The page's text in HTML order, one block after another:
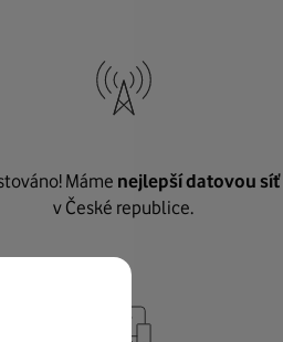
Máme nejlepší datovou síť
v České republice.